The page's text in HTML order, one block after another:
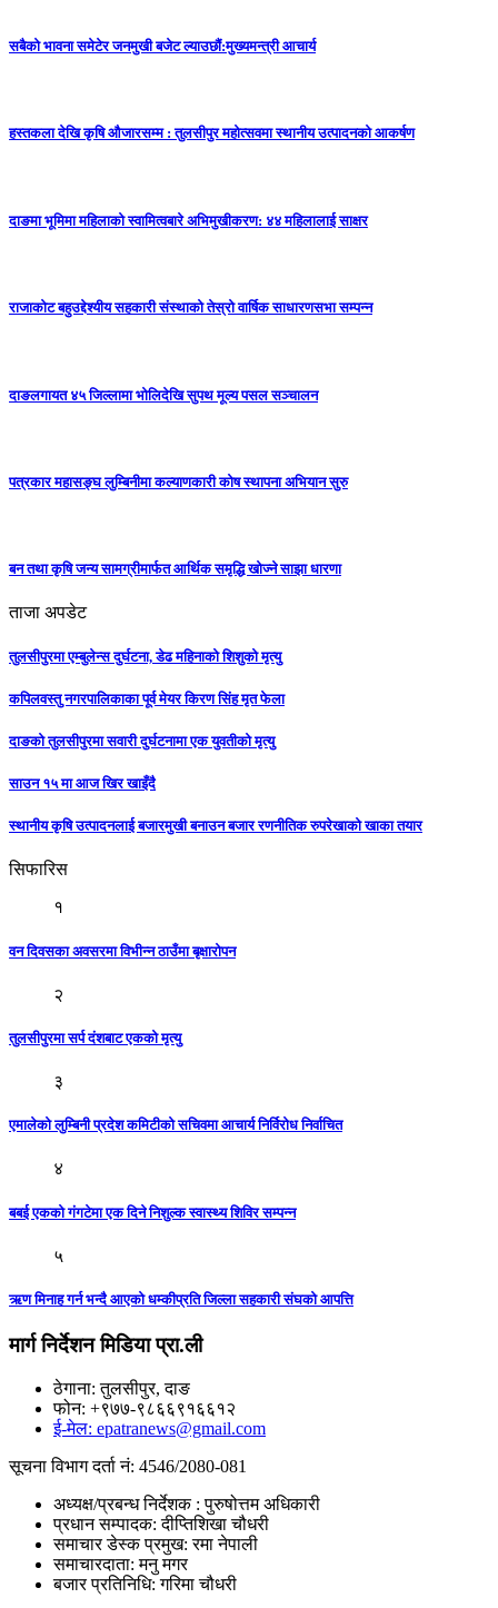
सबैको भावना समेटेर जनमुखी बजेट ल्याउछाैं:मुख्यमन्त्री आचार्य
हस्तकला देखि कृषि औजारसम्म : तुलसीपुर महोत्सवमा स्थानीय उत्पादनको आकर्षण
दाङमा भूमिमा महिलाको स्वामित्वबारे अभिमुखीकरण: ४४ महिलालाई साक्षर
राजाकाेट बहुउद्देश्यीय सहकारी संस्थाको तेस्रो वार्षिक साधारणसभा सम्पन्न
दाङलगायत ४५ जिल्लामा भोलिदेखि सुपथ मूल्य पसल सञ्चालन
पत्रकार महासङ्घ लुम्बिनीमा कल्याणकारी कोष स्थापना अभियान सुरु
बन तथा कृषि जन्य सामग्रीमार्फत आर्थिक समृद्धि खोज्ने साझा धारणा
ताजा अपडेट
तुलसीपुरमा एम्बुलेन्स दुर्घटना, डेढ महिनाको शिशुको मृत्यु
कपिलवस्तु नगरपालिकाका पूर्व मेयर किरण सिंह मृत फेला
दाङको तुलसीपुरमा सवारी दुर्घटनामा एक युवतीको मृत्यु
साउन १५ मा आज खिर खाइँदै
स्थानीय कृषि उत्पादनलाई बजारमुखी बनाउन बजार रणनीतिक रुपरेखाको खाका तयार
सिफारिस
१
वन दिवसका अवसरमा विभीन्न ठाउँमा बृक्षारोपन
२
तुलसीपुरमा सर्प दंशबाट एकको मृत्यु
३
एमालेको लुम्बिनी प्रदेश कमिटीको सचिवमा आचार्य निर्विरोध निर्वाचित
४
बबई एकको गंगटेमा एक दिने निशुल्क स्वास्थ्य शिविर सम्पन्न
५
ऋण मिनाह गर्न भन्दै आएको धम्कीप्रति जिल्ला सहकारी संघको आपत्ति
मार्ग निर्देशन मिडिया प्रा.ली
ठेगाना: तुलसीपुर, दाङ
फोन: +९७७-९८६६९१६६१२
ई-मेल: epatranews@gmail.com
सूचना विभाग दर्ता नं: 4546/2080-081
अध्यक्ष/प्रबन्ध निर्देशक : पुरुषोत्तम अधिकारी
प्रधान सम्पादक: दीप्तिशिखा चौधरी
समाचार डेस्क प्रमुख: रमा नेपाली
समाचारदाता: मनु मगर
बजार प्रतिनिधि: गरिमा चौधरी